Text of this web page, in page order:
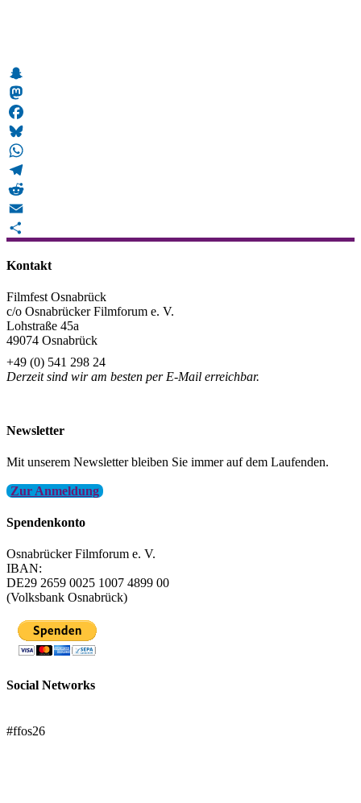
Snapchat
Mastodon
Facebook
Bluesky
WhatsApp
Telegram
Reddit
Email
Kontakt
Filmfest Osnabrück
c/o Osnabrücker Filmforum e. V.
Lohstraße 45a
49074 Osnabrück
+49 (0) 541 298 24
Derzeit sind wir am besten per E-Mail erreichbar.
Newsletter
Mit unserem Newsletter bleiben Sie immer auf dem Laufenden.
Zur Anmeldung
Spendenkonto
Osnabrücker Filmforum e. V.
IBAN:
DE29 2659 0025 1007 4899 00
(Volksbank Osnabrück)
Social Networks
#ffos26